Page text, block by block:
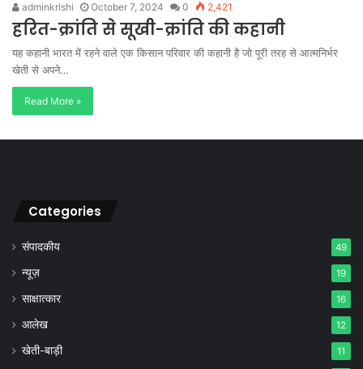
adminkrishi October 7, 2024 0 2,421
हरित-क्रांति से सूखी-क्रांति की कहानी
यह कहानी भारत में रहने वाले एक किसान परिवार की कहानी है जो पूरी तरह से आत्मनिर्भर
खेती से अपने…
Read More »
Categories
संपादकीय 49
न्यूज़ 19
साक्षात्कार 16
आलेख 12
खेती-बाड़ी 11